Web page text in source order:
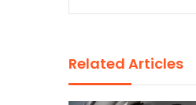
Related Articles